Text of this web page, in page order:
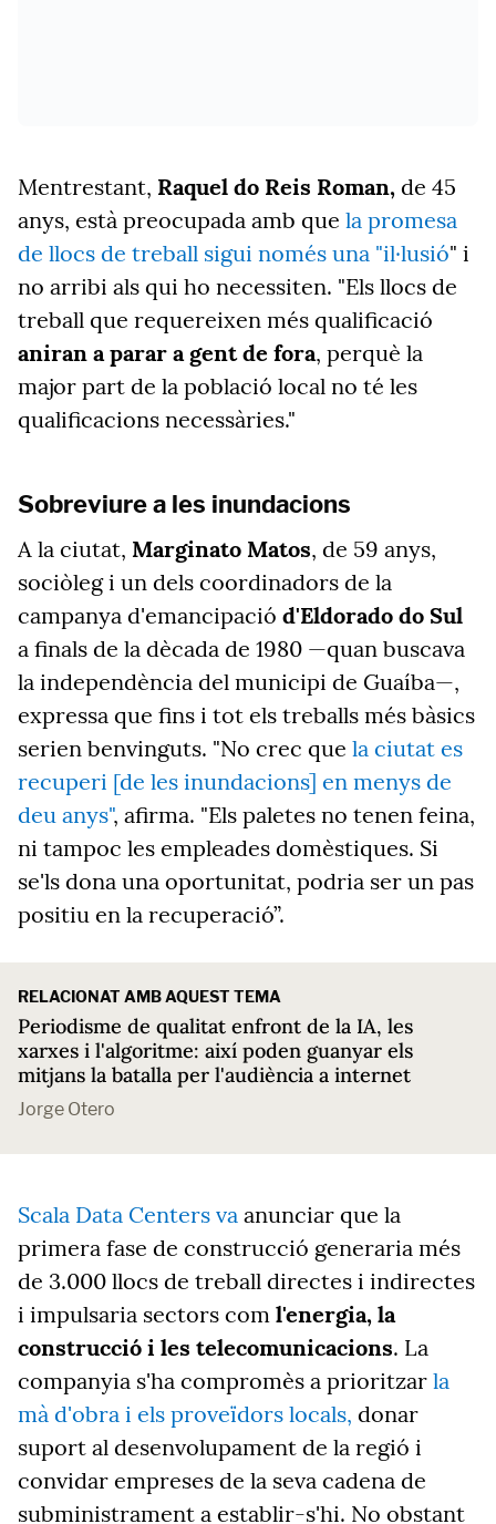
Mentrestant, Raquel do Reis Roman, de 45
anys, està preocupada amb que la promesa
de llocs de treball sigui només una "il·lusió" i
no arribi als qui ho necessiten. "Els llocs de
treball que requereixen més qualificació
aniran a parar a gent de fora, perquè la
major part de la població local no té les
qualificacions necessàries."
Sobreviure a les inundacions
A la ciutat, Marginato Matos, de 59 anys,
sociòleg i un dels coordinadors de la
campanya d'emancipació d'Eldorado do Sul
a finals de la dècada de 1980 —quan buscava
la independència del municipi de Guaíba—,
expressa que fins i tot els treballs més bàsics
serien benvinguts. "No crec que la ciutat es
recuperi [de les inundacions] en menys de
deu anys", afirma. "Els paletes no tenen feina,
ni tampoc les empleades domèstiques. Si
se'ls dona una oportunitat, podria ser un pas
positiu en la recuperació”.
RELACIONAT AMB AQUEST TEMA
Periodisme de qualitat enfront de la IA, les
xarxes i l'algoritme: així poden guanyar els
mitjans la batalla per l'audiència a internet
Jorge Otero
Scala Data Centers va anunciar que la
primera fase de construcció generaria més
de 3.000 llocs de treball directes i indirectes
i impulsaria sectors com l'energia, la
construcció i les telecomunicacions. La
companyia s'ha compromès a prioritzar la
mà d'obra i els proveïdors locals, donar
suport al desenvolupament de la regió i
convidar empreses de la seva cadena de
subministrament a establir-s'hi. No obstant